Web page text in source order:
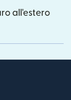
all'estero